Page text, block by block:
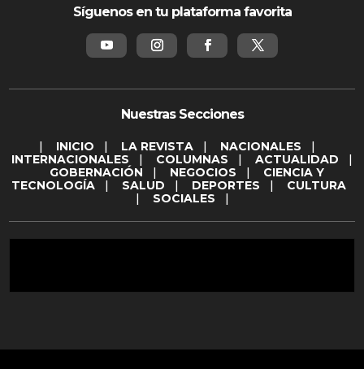
Síguenos en tu plataforma favorita
Nuestras Secciones
| INICIO | LA REVISTA | NACIONALES |
INTERNACIONALES | COLUMNAS | ACTUALIDAD |
GOBERNACIÓN | NEGOCIOS | CIENCIA Y
TECNOLOGÍA | SALUD | DEPORTES | CULTURA
| SOCIALES |